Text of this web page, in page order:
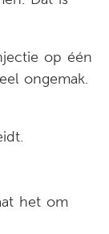
op één
ongemak.
het om